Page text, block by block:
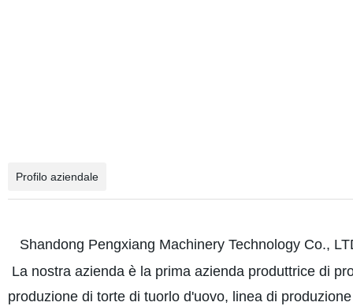
Profilo aziendale
Shandong Pengxiang Machinery Technology Co.,
La nostra azienda è la prima azienda produttrice di
produzione di torte di tuorlo d'uovo, linea di